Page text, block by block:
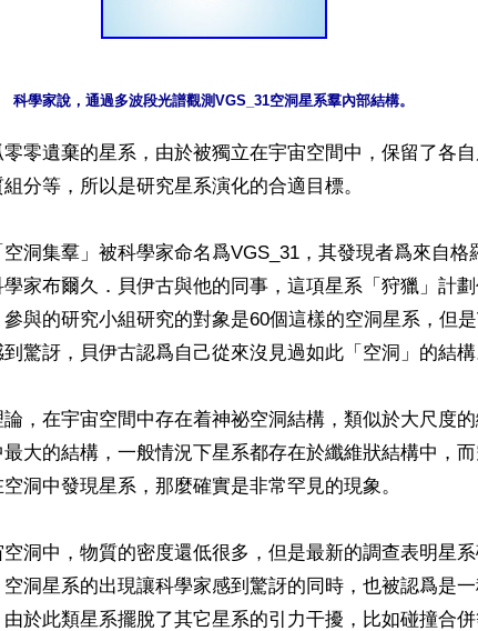
零遺棄的星系，由於被獨立在宇宙空間中，保留了各自
分等，所以是研究星系演化的合適目標。
洞集羣」被科學家命名爲VGS_31，其發現者爲來自格
家布爾久．貝伊古與他的同事，這項星系「狩獵」計
與的研究小組研究的對象是60個這樣的空洞星系，但
驚訝，貝伊古認爲自己從來沒見過如此「空洞」的結構
，在宇宙空間中存在着神祕空洞結構，類似於大尺度
大的結構，一般情況下星系都存在於纖維狀結構中，
洞中發現星系，那麼確實是非常罕見的現象。
洞中，物質的密度還低很多，但是最新的調查表明星
洞星系的出現讓科學家感到驚訝的同時，也被認爲是
於此類星系擺脫了其它星系的引力干擾，比如碰撞合